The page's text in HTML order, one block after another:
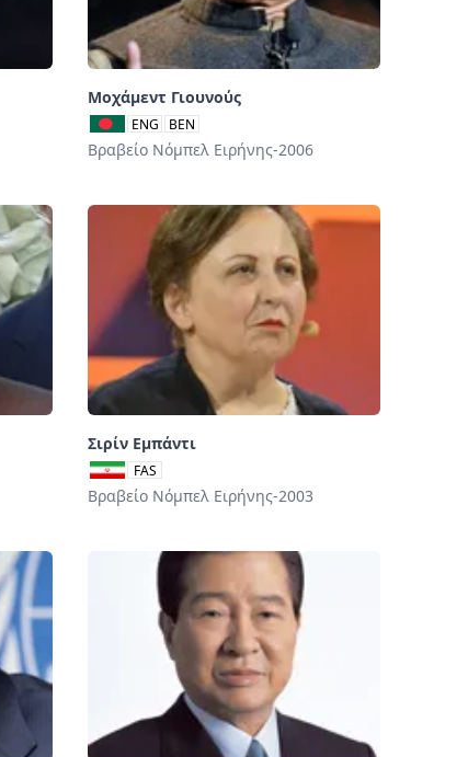
Μοχάμεντ Γιουνούς
ENG BEN
Βραβείο Νόμπελ Ειρήνης-2006
Σιρίν Εμπάντι
FAS
Βραβείο Νόμπελ Ειρήνης-2003